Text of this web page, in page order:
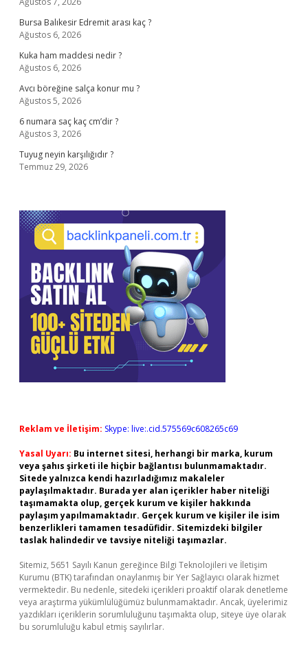
Bursa Balıkesir Edremit arası kaç ?
Ağustos 6, 2026
Kuka ham maddesi nedir ?
Ağustos 6, 2026
Avcı böreğine salça konur mu ?
Ağustos 5, 2026
6 numara saç kaç cm’dir ?
Ağustos 3, 2026
Tuyug neyin karşılığıdır ?
Temmuz 29, 2026
Reklam ve İletişim: Skype: live:.cid.575569c608265c69
Yasal Uyarı: Bu internet sitesi, herhangi bir marka, kurum
veya şahıs şirketi ile hiçbir bağlantısı bulunmamaktadır.
Sitede yalnızca kendi hazırladığımız makaleler
paylaşılmaktadır. Burada yer alan içerikler haber niteliği
taşımamakta olup, gerçek kurum ve kişiler hakkında
paylaşım yapılmamaktadır. Gerçek kurum ve kişiler ile isim
benzerlikleri tamamen tesadüfidir. Sitemizdeki bilgiler
taslak halindedir ve tavsiye niteliği taşımazlar.
Sitemiz, 5651 Sayılı Kanun gereğince Bilgi Teknolojileri ve İletişim
Kurumu (BTK) tarafından onaylanmış bir Yer Sağlayıcı olarak hizmet
vermektedir. Bu nedenle, sitedeki içerikleri proaktif olarak denetleme
veya araştırma yükümlülüğümüz bulunmamaktadır. Ancak, üyelerimiz
yazdıkları içeriklerin sorumluluğunu taşımakta olup, siteye üye olarak
bu sorumluluğu kabul etmiş sayılırlar.